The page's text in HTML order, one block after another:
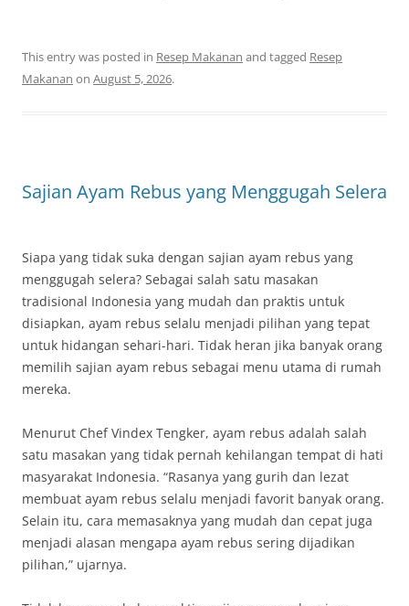
This entry was posted in Resep Makanan and tagged Resep
Makanan on August 5, 2026.
Sajian Ayam Rebus yang Menggugah Selera
Siapa yang tidak suka dengan sajian ayam rebus yang
menggugah selera? Sebagai salah satu masakan
tradisional Indonesia yang mudah dan praktis untuk
disiapkan, ayam rebus selalu menjadi pilihan yang tepat
untuk hidangan sehari-hari. Tidak heran jika banyak orang
memilih sajian ayam rebus sebagai menu utama di rumah
mereka.
Menurut Chef Vindex Tengker, ayam rebus adalah salah
satu masakan yang tidak pernah kehilangan tempat di hati
masyarakat Indonesia. “Rasanya yang gurih dan lezat
membuat ayam rebus selalu menjadi favorit banyak orang.
Selain itu, cara memasaknya yang mudah dan cepat juga
menjadi alasan mengapa ayam rebus sering dijadikan
pilihan,” ujarnya.